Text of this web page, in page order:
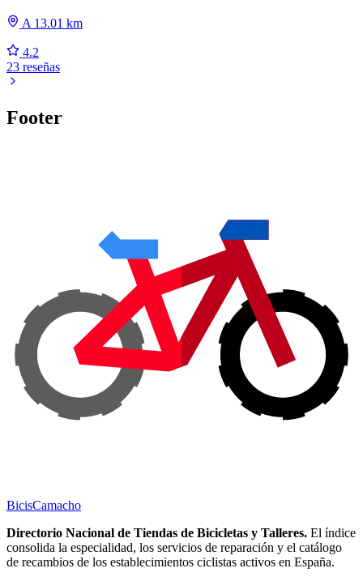
A 13.01 km
4.2
23 reseñas
Footer
BicisCamacho
Directorio Nacional de Tiendas de Bicicletas y Talleres. El índice
consolida la especialidad, los servicios de reparación y el catálogo
de recambios de los establecimientos ciclistas activos en España.